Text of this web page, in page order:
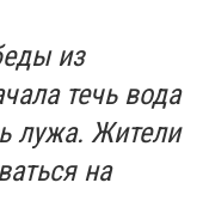
из
течь вода
лужа. Жители
на